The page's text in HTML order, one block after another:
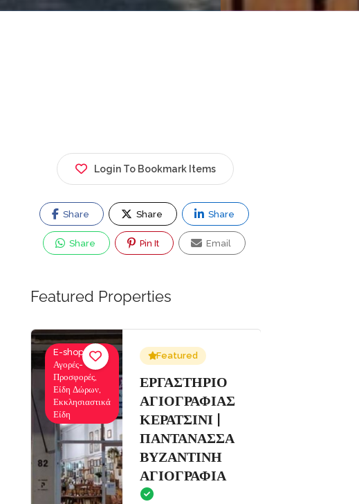
Login To Bookmark Items
Share Share Share
Share Pin It Email
Featured Properties
Ενοικιάσεις
Σκαφών
Αναψυχής,
Κρουαζιέρες
Εκδρομές
Featured
ΕΝΟΙΚΙΑΣΕΙΣ
ΣΚΑΦΩΝ
ΣΙΔΑΡΙ
ΚΕΡΚΥΡΑ |
THE WAVE
BOAT
COMPANY